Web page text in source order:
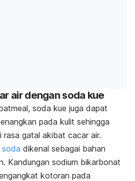
air dengan soda kue
, soda kue juga dapat
pada kulit sehingga
rasa gatal akibat cacar air.
soda dikenal sebagai bahan
Kandungan sodium bikarbonat
kotoran pada